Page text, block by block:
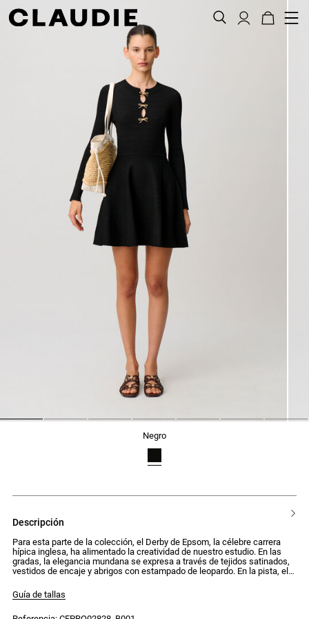
negro
descripción
Para esta parte de la colección, el Derby de Epsom, la célebre carrera
hípica inglesa, ha alimentado la creatividad de nuestro estudio. En las
gradas, la elegancia mundana se expresa a través de tejidos satinados,
vestidos de encaje y abrigos con estampado de leopardo. En la pista, el
pastel, azul cielo y burdeos. Una combinación audaz para siluetas
desestructuradas.
Guía de tallas